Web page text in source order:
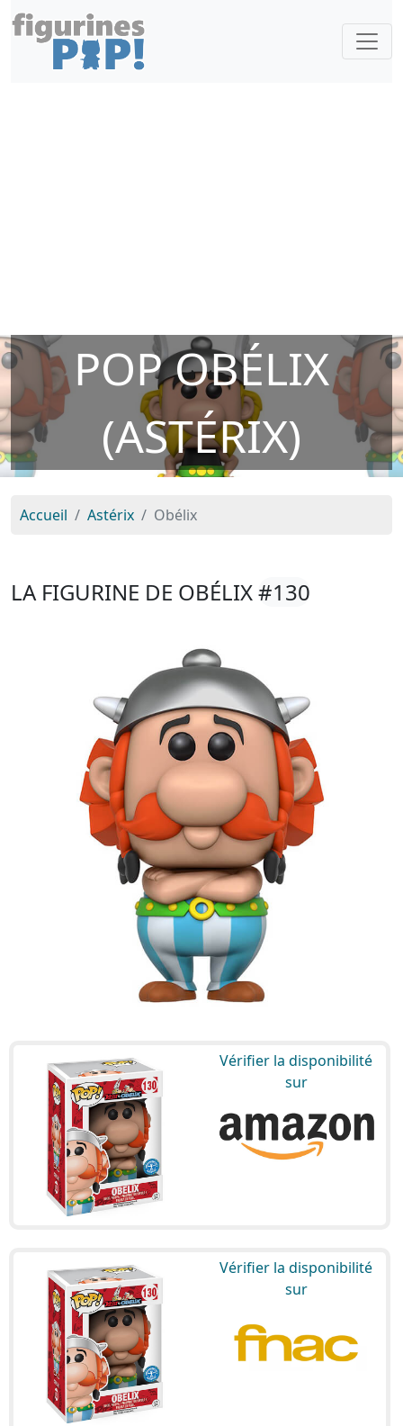
POP OBÉLIX
(ASTÉRIX)
Accueil Astérix Obélix
LA FIGURINE DE OBÉLIX#130
Vérifier la disponibilité
sur
Vérifier la disponibilité
sur